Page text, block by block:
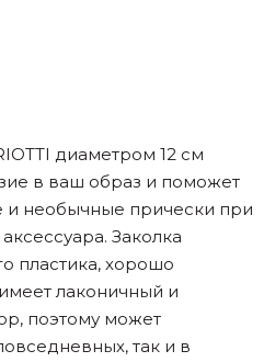
диаметром 12 см
в ваш образ и поможет
и необычные прически при
Заколка
пластика, хорошо
лаконичный и
поэтому может
так и в